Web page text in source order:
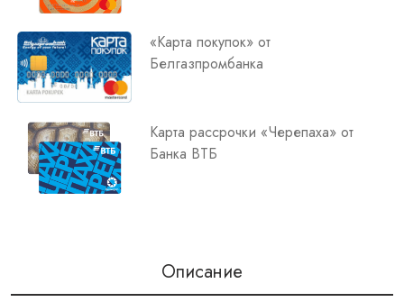
«Карта покупок» от
Белгазпромбанка
Карта рассрочки «Черепаха» от
Банка ВТБ
Описание